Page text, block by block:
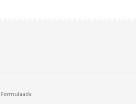
Formulaadv